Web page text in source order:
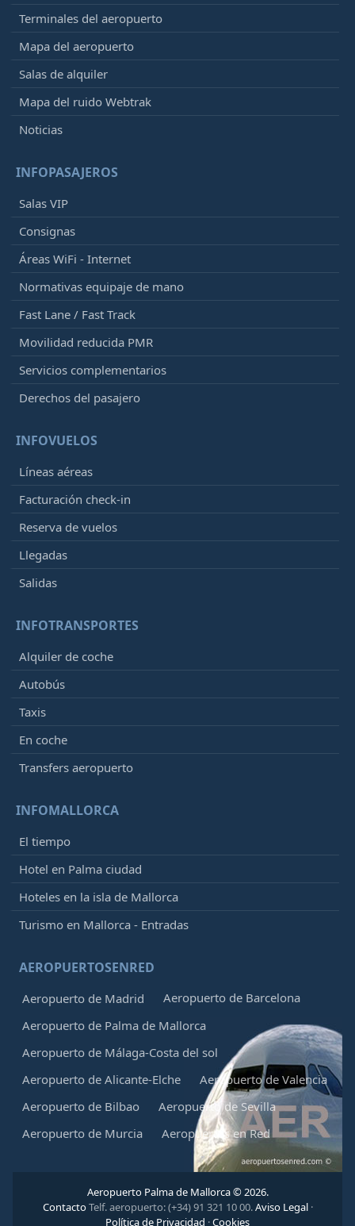
Terminales del aeropuerto
Mapa del aeropuerto
Salas de alquiler
Mapa del ruido Webtrak
Noticias
INFOPASAJEROS
Salas VIP
Consignas
Áreas WiFi - Internet
Normativas equipaje de mano
Fast Lane / Fast Track
Movilidad reducida PMR
Servicios complementarios
Derechos del pasajero
INFOVUELOS
Líneas aéreas
Facturación check-in
Reserva de vuelos
Llegadas
Salidas
INFOTRANSPORTES
Alquiler de coche
Autobús
Taxis
En coche
Transfers aeropuerto
INFOMALLORCA
El tiempo
Hotel en Palma ciudad
Hoteles en la isla de Mallorca
Turismo en Mallorca - Entradas
AEROPUERTOSENRED
Aeropuerto de Madrid
Aeropuerto de Barcelona
Aeropuerto de Palma de Mallorca
Aeropuerto de Málaga-Costa del sol
Aeropuerto de Alicante-Elche
Aeropuerto de Valencia
Aeropuerto de Bilbao
Aeropuerto de Sevilla
Aeropuerto de Murcia
Aeropuertos en Red
Aeropuerto Palma de Mallorca © 2026.
ContactoTelf. aeropuerto: (+34) 91 321 10 00.Aviso Legal·
Política de Privacidad ·Cookies